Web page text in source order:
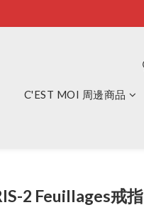
C'EST MOI 周邊商品
2 Feuillages戒指